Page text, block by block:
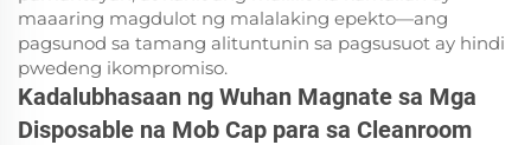
maaaring magdulot ng malalaking epekto—ang
pagsunod sa tamang alituntunin sa pagsusuot ay hindi
pwedeng ikompromiso.
Kadalubhasaan ng Wuhan Magnate sa Mga
Disposable na Mob Cap para sa Cleanroom